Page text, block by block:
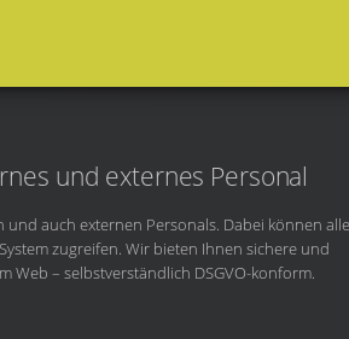
und externes Personal
auch externen Personals. Dabei können alle
zugreifen. Wir bieten Ihnen sichere und
Web – selbstverständlich DSGVO-konform.